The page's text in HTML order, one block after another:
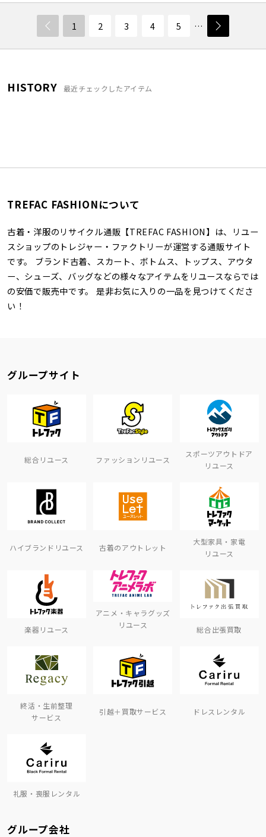
1 2 3 4 5 …
HISTORY 最近チェックしたアイテム
TREFAC FASHIONについて
古着・洋服のリサイクル通販【TREFAC FASHION】は、リユー
スショップのトレジャー・ファクトリーが運営する通販サイト
です。 ブランド古着、スカート、ボトムス、トップス、アウタ
ー、シューズ、バッグなどの様々なアイテムをリユースならでは
の安価で販売中です。 是非お気に入りの一品を見つけてくださ
い！
グループサイト
総合リユース ファッションリユース
スポーツアウトドア
リユース
ハイブランドリユース 古着のアウトレット
大型家具・家電
リユース
楽器リユース
アニメ・キャラグッズ
リユース
総合出張買取
終活・生前整理
サービス
引越＋買取サービス ドレスレンタル
礼服・喪服レンタル
グループ会社